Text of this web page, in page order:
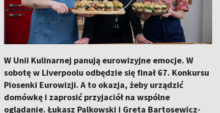
W Unii Kulinarnej panują eurowizyjne emocje. W
sobotę w Liverpoolu odbędzie się finał 67. Konkursu
Piosenki Eurowizji. A to okazja, żeby urządzić
domówkę i zaprosić przyjaciół na wspólne
oglądanie. Łukasz Palkowski i Greta Bartosewicz-